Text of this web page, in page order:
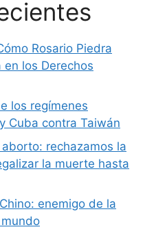
Rosario Piedra
en los Derechos
los regímenes
Cuba contra Taiwán
rechazamos la
la muerte hasta
enemigo de la